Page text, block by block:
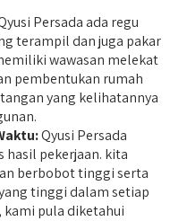
Persada ada regu
terampil dan juga pakar
wawasan melekat
pembentukan rumah
yang kelihatannya
Qyusi Persada
hasil pekerjaan. kita
berbobot tinggi serta
tinggi dalam setiap
kami pula diketahui